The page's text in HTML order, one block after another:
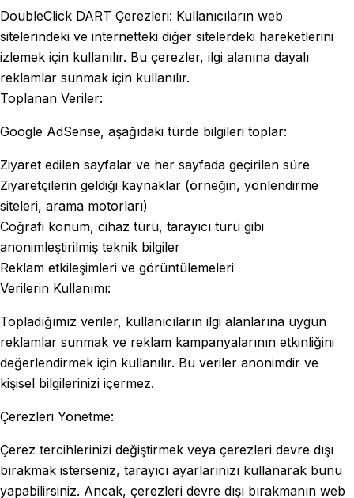
DoubleClick DART Çerezleri: Kullanıcıların web
sitelerindeki ve internetteki diğer sitelerdeki hareketlerini
izlemek için kullanılır. Bu çerezler, ilgi alanına dayalı
reklamlar sunmak için kullanılır.
Toplanan Veriler:
Google AdSense, aşağıdaki türde bilgileri toplar:
Ziyaret edilen sayfalar ve her sayfada geçirilen süre
Ziyaretçilerin geldiği kaynaklar (örneğin, yönlendirme
siteleri, arama motorları)
Coğrafi konum, cihaz türü, tarayıcı türü gibi
anonimleştirilmiş teknik bilgiler
Reklam etkileşimleri ve görüntülemeleri
Verilerin Kullanımı:
Topladığımız veriler, kullanıcıların ilgi alanlarına uygun
reklamlar sunmak ve reklam kampanyalarının etkinliğini
değerlendirmek için kullanılır. Bu veriler anonimdir ve
kişisel bilgilerinizi içermez.
Çerezleri Yönetme:
Çerez tercihlerinizi değiştirmek veya çerezleri devre dışı
bırakmak isterseniz, tarayıcı ayarlarınızı kullanarak bunu
yapabilirsiniz. Ancak, çerezleri devre dışı bırakmanın web